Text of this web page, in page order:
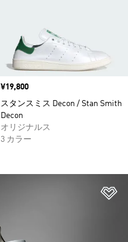
価格
¥19,800
スタンスミス Decon / Stan Smith
Decon
オリジナルス
3 カラー